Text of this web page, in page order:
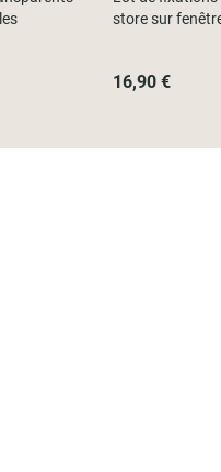
store sur
16,90 €